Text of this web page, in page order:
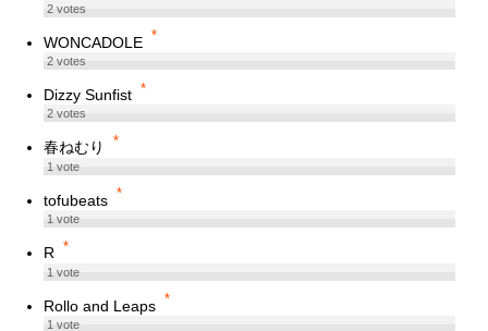
2votes
WONCADOLE *
2votes
Dizzy Sunfist *
2votes
春ねむり *
1vote
tofubeats *
1vote
R *
1vote
Rollo and Leaps *
1vote